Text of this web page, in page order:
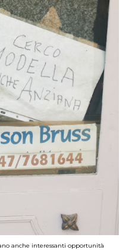
anche interessanti opportunità